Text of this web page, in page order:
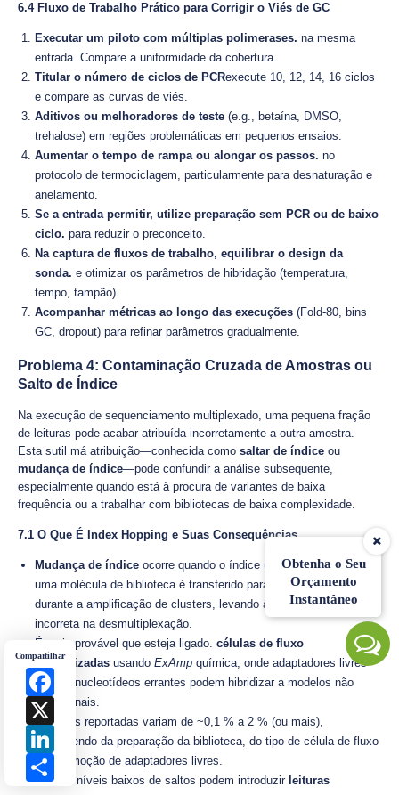
Obtenha o Seu
Orçamento
Instantâneo
6.4 Fluxo de Trabalho Prático para Corrigir o Viés de GC
Executar um piloto com múltiplas polimerases. na mesma
entrada. Compare a uniformidade da cobertura.
Titular o número de ciclos de PCRexecute 10, 12, 14, 16 ciclos
e compare as curvas de viés.
Aditivos ou melhoradores de teste (e.g., betaína, DMSO,
trehalose) em regiões problemáticas em pequenos ensaios.
Aumentar o tempo de rampa ou alongar os passos. no
protocolo de termociclagem, particularmente para desnaturação e
anelamento.
Se a entrada permitir, utilize preparação sem PCR ou de baixo
ciclo. para reduzir o preconceito.
Na captura de fluxos de trabalho, equilibrar o design da
sonda. e otimizar os parâmetros de hibridação (temperatura,
tempo, tampão).
Acompanhar métricas ao longo das execuções (Fold-80, bins
GC, dropout) para refinar parâmetros gradualmente.
Problema 4: Contaminação Cruzada de Amostras ou
Salto de Índice
Na execução de sequenciamento multiplexado, uma pequena fração
de leituras pode acabar atribuída incorretamente a outra amostra.
Esta sutil má atribuição—conhecida como saltar de índice ou
mudança de índice—pode confundir a análise subsequente,
especialmente quando está à procura de variantes de baixa
frequência ou a trabalhar com bibliotecas de baixa complexidade.
7.1 O Que É Index Hopping e Suas Consequências
Mudança de índice ocorre quando o índice (código de barras) de
uma molécula de biblioteca é transferido para outra molécula
durante a amplificação de clusters, levando a uma atribuição
incorreta na desmultiplexação.
É mais provável que esteja ligado. células de fluxo
padronizadas usando ExAmp química, onde adaptadores livres
ou oligonucleotídeos errantes podem hibridizar a modelos não
intencionais.
As taxas reportadas variam de ~0,1 % a 2 % (ou mais),
dependendo da preparação da biblioteca, do tipo de célula de fluxo
e da remoção de adaptadores livres.
Mesmo níveis baixos de saltos podem introduzir leituras
Compartilhar
Facebook
LinkedIn
Share